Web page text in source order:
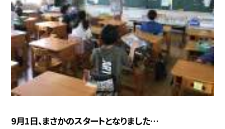
9月1日、まさかのスタートとなりました…